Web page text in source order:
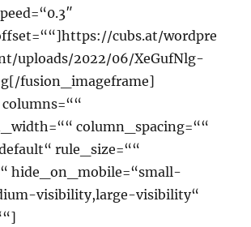
cubs.at/wordpre
uploads/2022/06/XeGufNlg-
fusion_imageframe]
column_spacing=““
rule_size=““
hide_on_mobile=“small-
visibility,large-visibility“